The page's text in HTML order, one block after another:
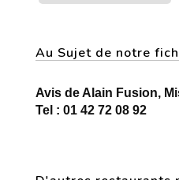
Au Sujet de notre
Avis de Alain Fusion,
Tel : 01 42 72 08 92